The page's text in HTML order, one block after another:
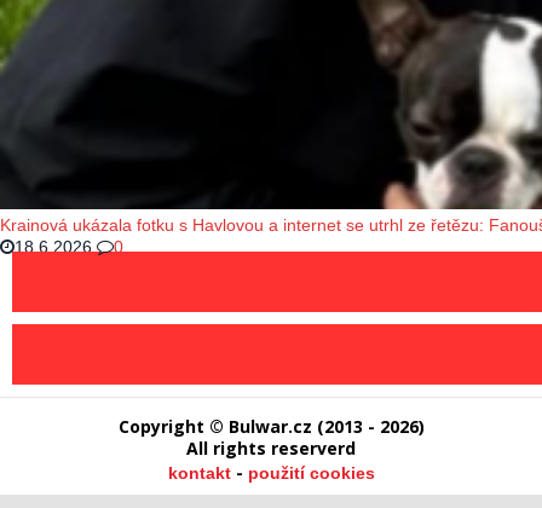
Krainová ukázala fotku s Havlovou a internet se utrhl ze řetězu:
18.6.2026
0
Copyright © Bulwar.cz (2013 - 2026)
All rights reserverd
kontakt- použití cookies